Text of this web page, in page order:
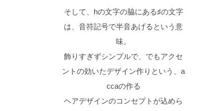
そして、hの文字の脇にある♯の文字
は、音符記号で半音あげるという意
味。
飾りすぎずシンプルで、でもアクセ
ントの効いたデザイン作りという、a
ccaの作る
ヘアデザインのコンセプトが込めら